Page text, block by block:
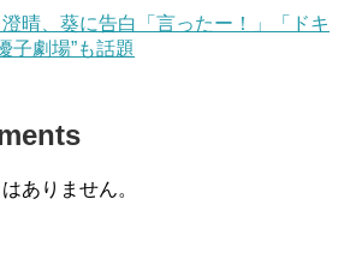
澄晴、葵に告白「言ったー！」「ドキ
子劇場”も話題
ありません。